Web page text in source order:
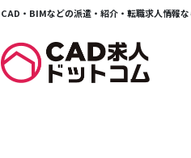
CAD・BIMなどの派遣・紹介・転職求人情報